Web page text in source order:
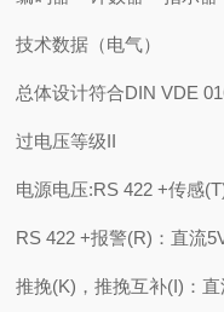
技术数据（电气）
总体设计符合DIN VDE
过电压等级II
电源电压:RS 422 +传感
RS 422 +报警(R)：直流
推挽(K)，推挽互补(I)：